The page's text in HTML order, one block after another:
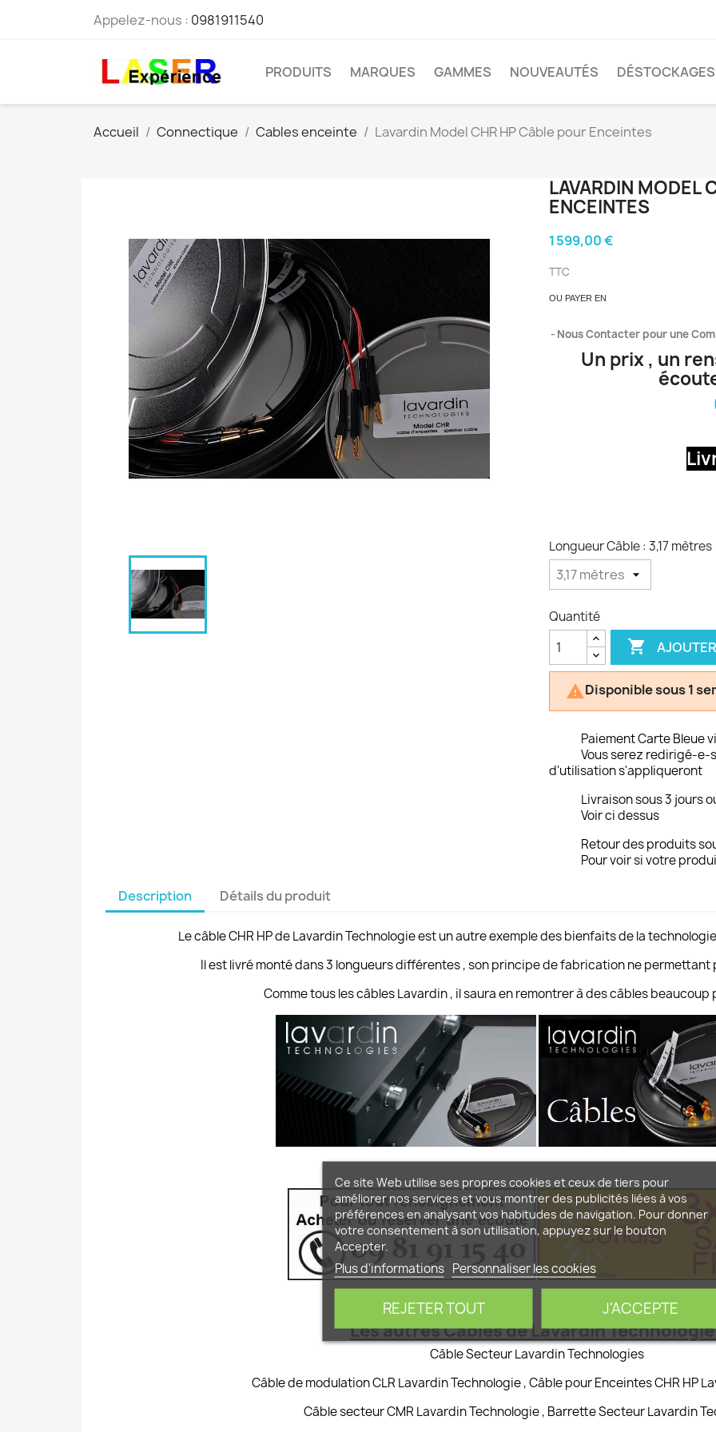
Appelez-nous : 0981911540
PRODUITS MARQUES GAMMES NOUVEAUTÉS DÉSTOCKAGES
Accueil Connectique Cables enceinte Lavardin Model CHR HP Câble pour Enceintes
LAVARDIN MODEL
ENCEINTES
1 599,00 €
TTC
OU PAYER EN
Nous Contacter pour une
Un prix , un
Longueur Câble : 3,17 mètres
Quantité

Disponible sous 1
Paiement Carte Bleue
Vous serez redirigé-e-
d'utilisation s'appliqueront
Livraison sous 3 jours
Voir ci dessus
Retour des produits
Pour voir si votre
Description Détails du produit
Le câble CHR HP de Lavardin Technologie est un autre exemple des bienfaits de la
Il est livré monté dans 3 longueurs différentes , son principe de fabrication ne permettant
Comme tous les câbles Lavardin , il saura en remontrer à des câbles beaucoup
Les autres Câbles de Lavardin
Câble Secteur Lavardin Technologies
Câble de modulation CLR Lavardin Technologie,Câble pour Enceintes CHR HP
Câble secteur CMR Lavardin Technologie, Barrette Secteur Lavardin
Ce site Web utilise ses propres cookies et ceux de tiers pour
améliorer nos services et vous montrer des publicités liées à vos
préférences en analysant vos habitudes de navigation. Pour donner
votre consentement à son utilisation, appuyez sur le bouton
Accepter.
Plus d'informations Personnaliser les cookies
REJETER TOUT J'ACCEPTE